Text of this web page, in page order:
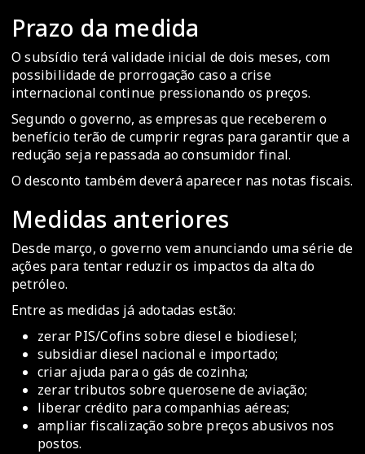
Prazo da medida
O subsídio terá validade inicial de dois meses, com
possibilidade de prorrogação caso a crise
internacional continue pressionando os preços.
Segundo o governo, as empresas que receberem o
benefício terão de cumprir regras para garantir que a
redução seja repassada ao consumidor final.
O desconto também deverá aparecer nas notas fiscais.
Medidas anteriores
Desde março, o governo vem anunciando uma série de
ações para tentar reduzir os impactos da alta do
petróleo.
Entre as medidas já adotadas estão:
zerar PIS/Cofins sobre diesel e biodiesel;
subsidiar diesel nacional e importado;
criar ajuda para o gás de cozinha;
zerar tributos sobre querosene de aviação;
liberar crédito para companhias aéreas;
ampliar fiscalização sobre preços abusivos nos
postos.